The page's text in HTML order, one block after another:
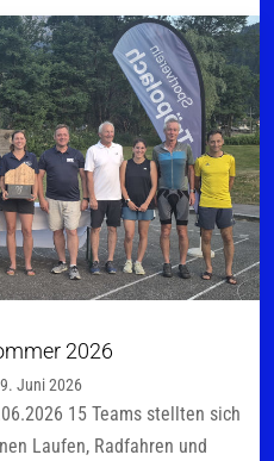
2026
Juni 2026
15 Teams stellten sich
Laufen, Radfahren und